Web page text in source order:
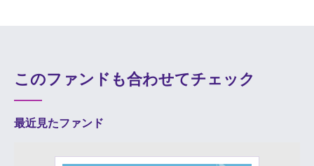
このファンドも合わせてチェック
最近見たファンド